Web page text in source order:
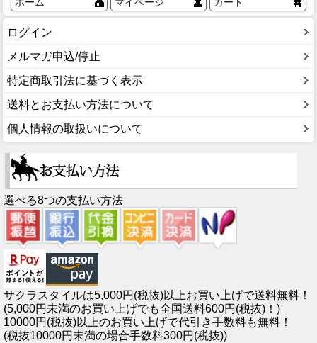
ログイン
メルマガ申込/停止
特定商取引法に基づく表示
送料とお支払い方法について
個人情報の取扱いについて
選べる8つの支払い方法
サクラスタイルは5,000円(税抜)以上お買い上げで送料無料！
(5,000円未満のお買い上げでも全国送料600円(税抜)！)
10000円(税抜)以上のお買い上げで代引き手数料も無料！
(税抜10000円未満の場合手数料300円(税抜))